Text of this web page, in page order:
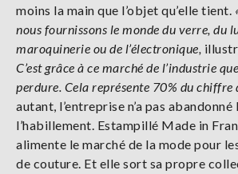
moins la main que l’objet qu’elle tient.
nous fournissons le monde du verre, du
maroquinerie ou de l’électronique,
C’est grâce à ce marché de l’industrie
perdure. Cela représente 70% du chiffre
autant, l’entreprise n’a pas abandonné
l’habillement. Estampillé Made in
alimente le marché de la mode pour
de couture. Et elle sort sa propre